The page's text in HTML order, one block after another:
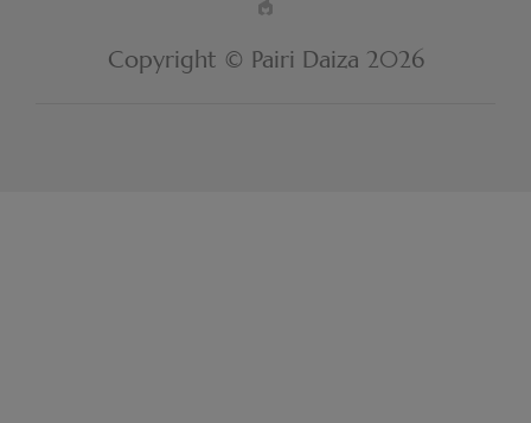
Made
by
Copyright © Pairi Daiza 2026